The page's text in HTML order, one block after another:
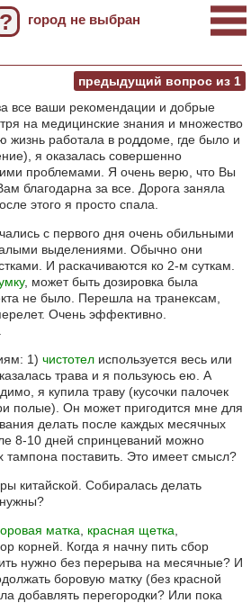
? город не выбран
предыдущий вопрос из 1
все ваши рекомендации и добрые
на медицинские знания и множество
жизнь работала в роддоме, где было и
я оказалась совершенно
проблемами. Я очень верю, что Вы
благодарна за все. Дорога заняла
этого я просто спала.
с первого дня очень обильными
алыми выделениями. Обычно они
И раскачиваются ко 2-м суткам.
, может быть дозировка была
не было. Перешла на транексам,
Очень эффективно.
1) чистотел используется весь или
трава и я пользуюсь ею. А
я купила траву (кусочки палочек
полые). Он может пригодится мне для
делать после каждых месячных
8-10 дней спринцеваний можно
тампона поставить. Это имеет смысл?
китайской. Собиралась делать
матка красная щетка
корней. Когда я начну пить сбор
нужно без перерыва на месячные? И
боровую матку (без красной
добавлять перегородки? Или пока